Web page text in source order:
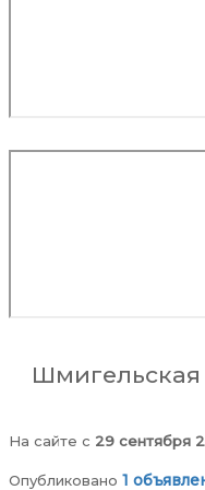
Шмигельская
На сайте c 29 сентября
Опубликовано 1